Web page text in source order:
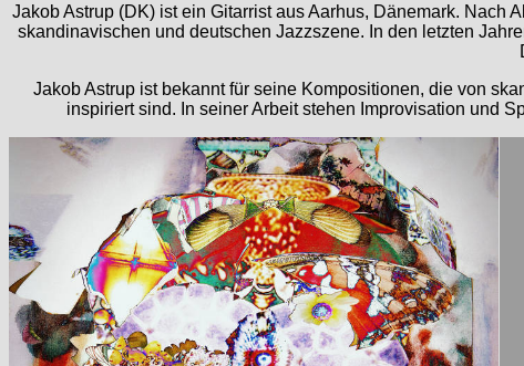
Jakob Astrup (DK) ist ein Gitarrist aus Aarhus, Dänemark. Nach
skandinavischen und deutschen Jazzszene. In den letzten
Jakob Astrup ist bekannt für seine Kompositionen, die von
inspiriert sind. In seiner Arbeit stehen Improvisation und